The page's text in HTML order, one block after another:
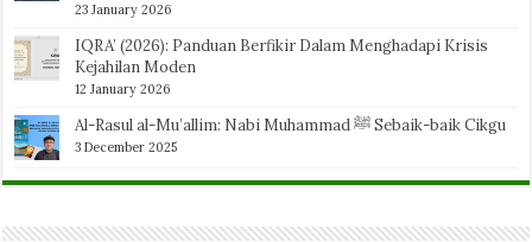
23 January 2026
IQRA’ (2026): Panduan Berfikir Dalam Menghadapi Krisis
Kejahilan Moden
12 January 2026
Al-Rasul al-Mu’allim: Nabi Muhammad ﷺ Sebaik-baik Cikgu
3 December 2025